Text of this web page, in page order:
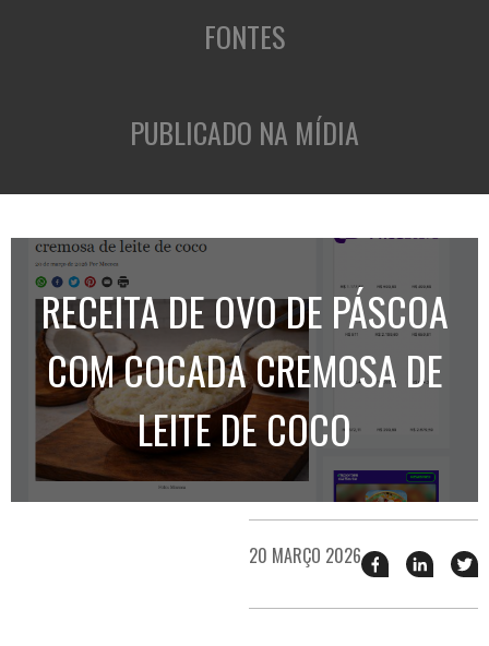
FONTES
PUBLICADO NA MÍDIA
RECEITA DE OVO DE PÁSCOA
COM COCADA CREMOSA DE
LEITE DE COCO
20 MARÇO 2026 Compartilhar
esse
no
esse
no